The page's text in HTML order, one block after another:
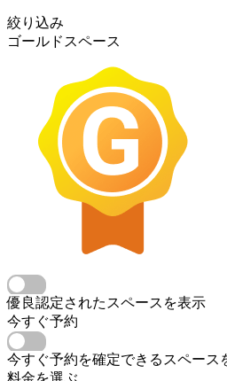
絞り込み
ゴールドスペース
優良認定されたスペースを表示
今すぐ予約
今すぐ予約を確定できるスペース